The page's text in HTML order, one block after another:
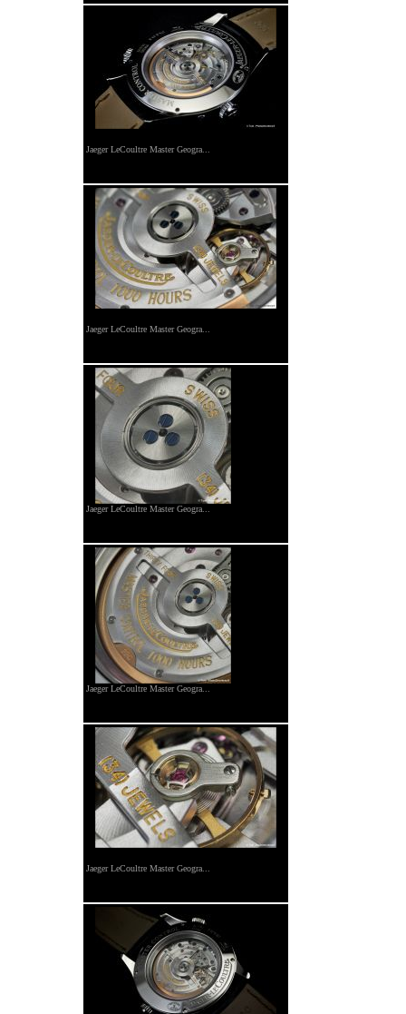
Jaeger LeCoultre Master Geogra...
Jaeger LeCoultre Master Geogra...
Jaeger LeCoultre Master Geogra...
Jaeger LeCoultre Master Geogra...
Jaeger LeCoultre Master Geogra...